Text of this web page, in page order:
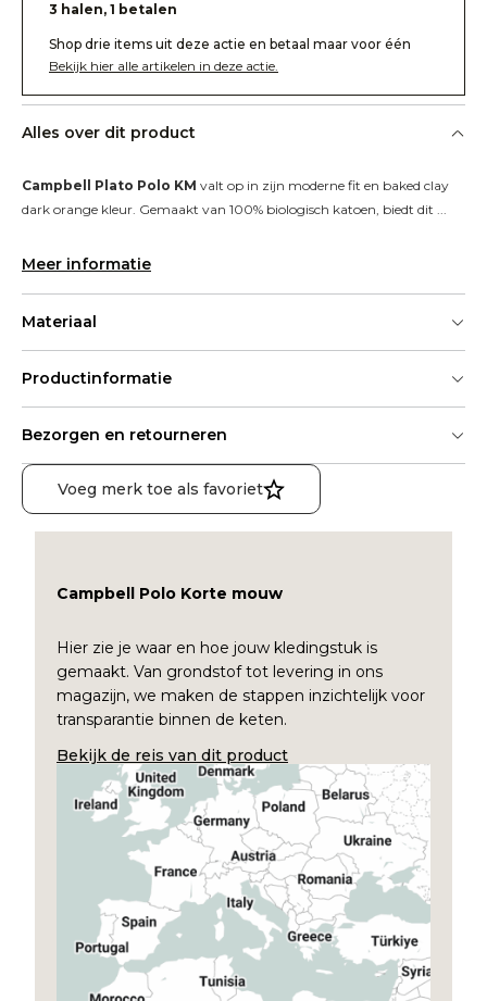
3 halen, 1 betalen
Shop drie items uit deze actie en betaal maar voor één
Bekijk hier alle artikelen in deze actie.
Alles over dit product
Campbell Plato Polo KM valt op in zijn moderne fit en baked clay
dark orange kleur. Gemaakt van 100% biologisch katoen, biedt dit ...
Meer informatie
Materiaal
Productinformatie
Bezorgen en retourneren
Voeg merk toe als favoriet
Campbell Polo Korte mouw
Hier zie je waar en hoe jouw kledingstuk is
gemaakt. Van grondstof tot levering in ons
magazijn, we maken de stappen inzichtelijk voor
transparantie binnen de keten.
Bekijk de reis van dit product